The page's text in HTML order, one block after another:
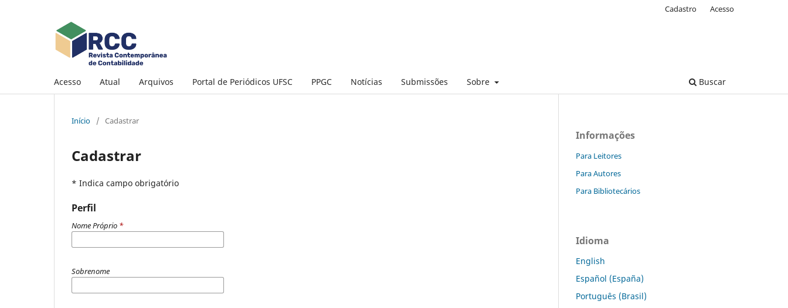
Acesso Atual Arquivos Portal de Periódicos UFSC PPGC Notícias Submissões Sobre Buscar
Cadastro Acesso
Início / Cadastrar
Cadastrar
* Indica campo obrigatório
Perfil
Nome Próprio *
Sobrenome
Informações
Para Leitores
Para Autores
Para Bibliotecários
Idioma
English
Español (España)
Português (Brasil)